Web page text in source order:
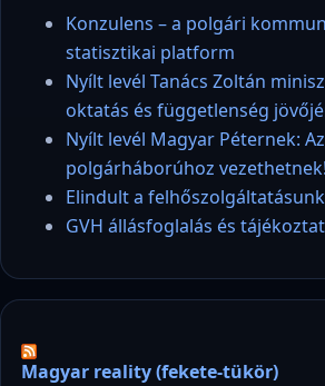
Konzulens – a polgári
statisztikai platform
Nyílt levél Tanács Zoltán
oktatás és függetlenség
Nyílt levél Magyar Péternek:
polgárháborúhoz vezethetnek!
Elindult a
GVH állásfoglalás és
Magyar reality (fekete-tükör)